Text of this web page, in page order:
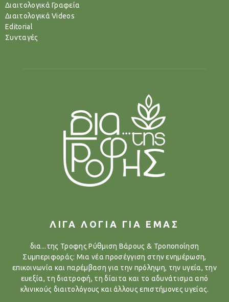
Διαιτολογικά Γραφεία
Διαιτολογικά Videos
Editorial
Συνταγές
ΛΙΓΑ ΛΟΓΙΑ ΓΙΑ ΕΜΑΣ
δια...της Τροφης Ρύθμιση Βάρους & Τροποποίηση
Συμπεριφοράς: Μια νέα προσέγγιση στην ενημέρωση,
επικοινωνία και παρέμβαση για την πρόληψη, την υγεία, την
ευεξία, τη διατροφή, τη δίαιτα και το αδυνάτισμα από
κλινικούς διαιτολόγους και άλλους επιστήμονες υγείας.